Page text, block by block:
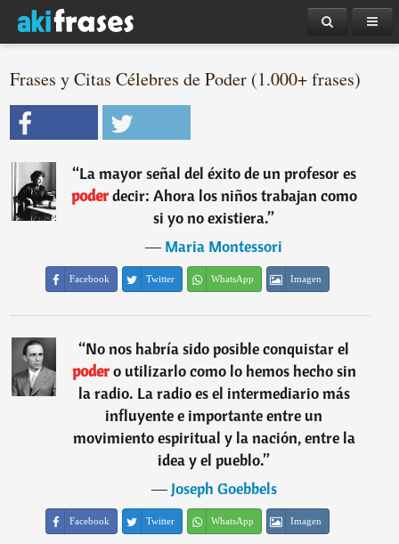
Frases y Citas Célebres de Poder (1.000+ frases)
“La mayor señal del éxito de un profesor es
poderdecir: Ahora los niños trabajan como
si yo no existiera.”
―Maria Montessori
Facebook Twitter WhatsApp Imagen
“No nos habría sido posible conquistar el
podero utilizarlo como lo hemos hecho sin
la radio. La radio es el intermediario más
influyente e importante entre un
movimiento espiritual y la nación, entre la
idea y el pueblo.”
―Joseph Goebbels
Facebook Twitter WhatsApp Imagen